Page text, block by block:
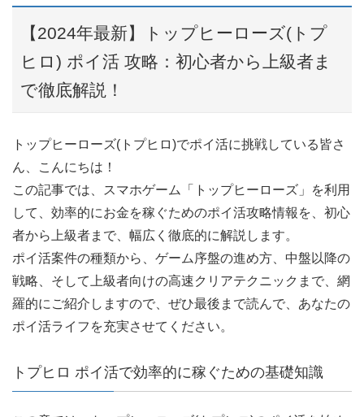
【2024年最新】トップヒーローズ(トプ
ヒロ) ポイ活 攻略：初心者から上級者ま
で徹底解説！
トップヒーローズ(トプヒロ)でポイ活に挑戦している皆さ
ん、こんにちは！
この記事では、スマホゲーム「トップヒーローズ」を利用
して、効率的にお金を稼ぐためのポイ活攻略情報を、初心
者から上級者まで、幅広く徹底的に解説します。
ポイ活案件の種類から、ゲーム序盤の進め方、中盤以降の
戦略、そして上級者向けの高速クリアテクニックまで、網
羅的にご紹介しますので、ぜひ最後まで読んで、あなたの
ポイ活ライフを充実させてください。
トプヒロ ポイ活で効率的に稼ぐための基礎知識